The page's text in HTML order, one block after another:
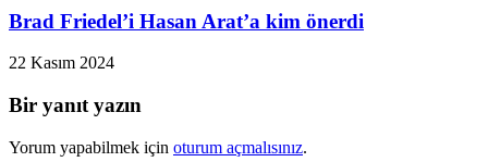
Brad Friedel’i Hasan Arat’a kim önerdi
22 Kasım 2024
Bir yanıt yazın
Yorum yapabilmek için oturum açmalısınız.